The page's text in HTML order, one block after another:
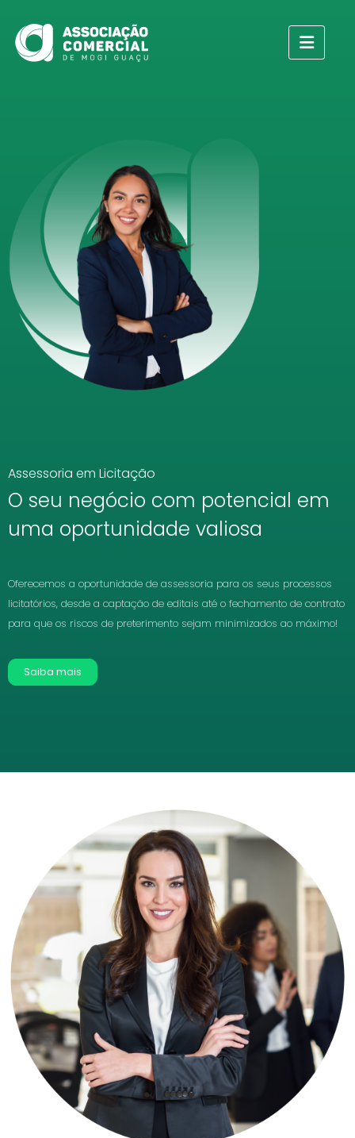
Assessoria em Licitação
O seu negócio com potencial em
uma oportunidade valiosa
Oferecemos a oportunidade de assessoria para os seus processos
licitatórios, desde a captação de editais até o fechamento de contrato
para que os riscos de preterimento sejam minimizados ao máximo!
Saiba mais